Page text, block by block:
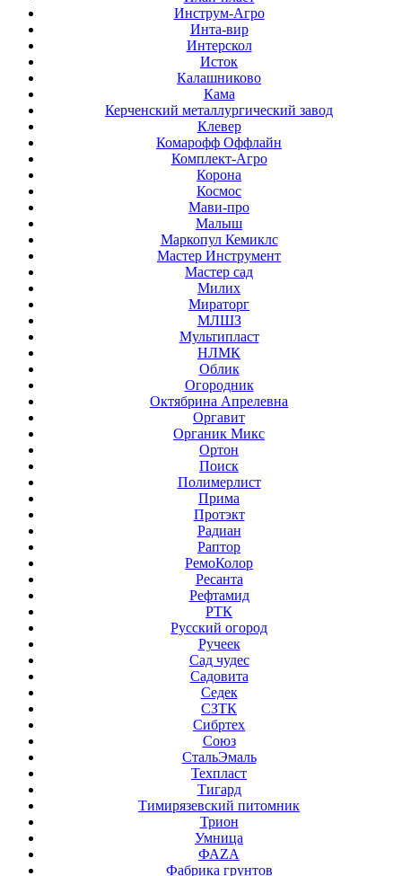
Инструм-Агро
Инта-вир
Интерскол
Исток
Калашниково
Кама
Керченский металлургический завод
Клевер
Комарофф Оффлайн
Комплект-Агро
Корона
Космос
Мави-про
Малыш
Маркопул Кемиклс
Мастер Инструмент
Мастер сад
Милих
Мираторг
МЛШЗ
Мультипласт
НЛМК
Облик
Огородник
Октябрина Апрелевна
Оргавит
Органик Микс
Ортон
Поиск
Полимерлист
Прима
Протэкт
Радиан
Раптор
РемоКолор
Ресанта
Рефтамид
РТК
Русский огород
Ручеек
Сад чудес
Садовита
Седек
СЗТК
Сибртех
Союз
СтальЭмаль
Техпласт
Тигард
Тимирязевский питомник
Трион
Умница
ФАZА
Фабрика грунтов